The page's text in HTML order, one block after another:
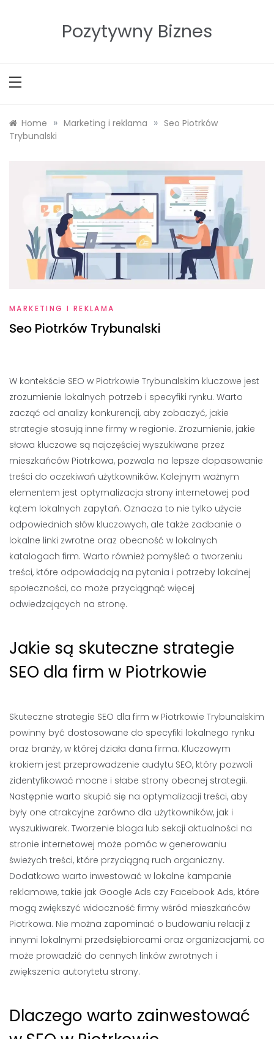
Pozytywny Biznes
Home » Marketing i reklama » Seo Piotrków
Trybunalski
MARKETING I REKLAMA
Seo Piotrków Trybunalski
W kontekście SEO w Piotrkowie Trybunalskim kluczowe jest
zrozumienie lokalnych potrzeb i specyfiki rynku. Warto
zacząć od analizy konkurencji, aby zobaczyć, jakie
strategie stosują inne firmy w regionie. Zrozumienie, jakie
słowa kluczowe są najczęściej wyszukiwane przez
mieszkańców Piotrkowa, pozwala na lepsze dopasowanie
treści do oczekiwań użytkowników. Kolejnym ważnym
elementem jest optymalizacja strony internetowej pod
kątem lokalnych zapytań. Oznacza to nie tylko użycie
odpowiednich słów kluczowych, ale także zadbanie o
lokalne linki zwrotne oraz obecność w lokalnych
katalogach firm. Warto również pomyśleć o tworzeniu
treści, które odpowiadają na pytania i potrzeby lokalnej
społeczności, co może przyciągnąć więcej
odwiedzających na stronę.
Jakie są skuteczne strategie
SEO dla firm w Piotrkowie
Skuteczne strategie SEO dla firm w Piotrkowie Trybunalskim
powinny być dostosowane do specyfiki lokalnego rynku
oraz branży, w której działa dana firma. Kluczowym
krokiem jest przeprowadzenie audytu SEO, który pozwoli
zidentyfikować mocne i słabe strony obecnej strategii.
Następnie warto skupić się na optymalizacji treści, aby
były one atrakcyjne zarówno dla użytkowników, jak i
wyszukiwarek. Tworzenie bloga lub sekcji aktualności na
stronie internetowej może pomóc w generowaniu
świeżych treści, które przyciągną ruch organiczny.
Dodatkowo warto inwestować w lokalne kampanie
reklamowe, takie jak Google Ads czy Facebook Ads, które
mogą zwiększyć widoczność firmy wśród mieszkańców
Piotrkowa. Nie można zapominać o budowaniu relacji z
innymi lokalnymi przedsiębiorcami oraz organizacjami, co
może prowadzić do cennych linków zwrotnych i
zwiększenia autorytetu strony.
Dlaczego warto zainwestować